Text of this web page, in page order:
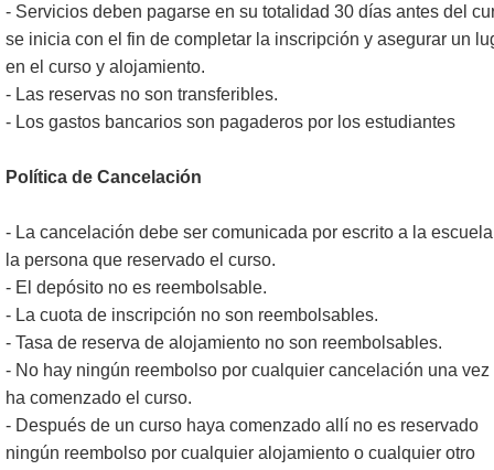
- Servicios deben pagarse en su totalidad 30 días antes del
se inicia con el fin de completar la inscripción y asegurar un
en el curso y alojamiento.
- Las reservas no son transferibles.
- Los gastos bancarios son pagaderos por los estudiantes
Política de Cancelación
- La cancelación debe ser comunicada por escrito a la
la persona que reservado el curso.
- El depósito no es reembolsable.
- La cuota de inscripción no son reembolsables.
- Tasa de reserva de alojamiento no son reembolsables.
- No hay ningún reembolso por cualquier cancelación una vez
ha comenzado el curso.
- Después de un curso haya comenzado allí no es reservado
ningún reembolso por cualquier alojamiento o cualquier otro